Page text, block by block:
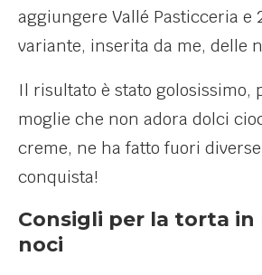
aggiungere Vallé Pasticceria e
variante, inserita da me, delle
Il risultato è stato golosissimo,
moglie che non adora dolci
creme, ne ha fatto fuori
conquista!
Consigli per la torta in
noci